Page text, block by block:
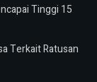
Tinggi 15
Terkait Ratusan